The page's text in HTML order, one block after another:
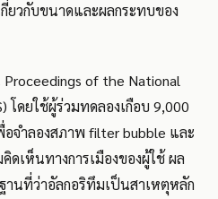
กี่ยวกับขนาดและผลกระทบของ
of the National
โดยใช้ผู้ร่วมทดลองเกือบ 9,000
จำลองสภาพ filter bubble และ
ดเห็นทางการเมืองของผู้ใช้ ผล
นที่ว่าอัลกอริทึมเป็นสาเหตุหลัก